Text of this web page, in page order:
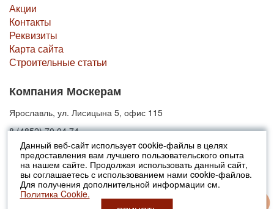
Данный веб-сайт использует cookie-файлы в целях
предоставления вам лучшего пользовательского опыта
на нашем сайте. Продолжая использовать данный сайт,
вы соглашаетесь с использованием нами cookie-файлов.
Для получения дополнительной информации см.
Политика Cookie.
Акции
Контакты
Реквизиты
Карта сайта
Строительные статьи
Компания Москерам
Ярославль, ул. Лисицына 5, офис 115
8 (4852) 70 04 74
© 2010-2026 Москерам
Указанные на сайте цены не являются публичной офертой (ст.435 ГК
РФ).
Стоимость и наличие товара просьба уточнять в офисах продаж....